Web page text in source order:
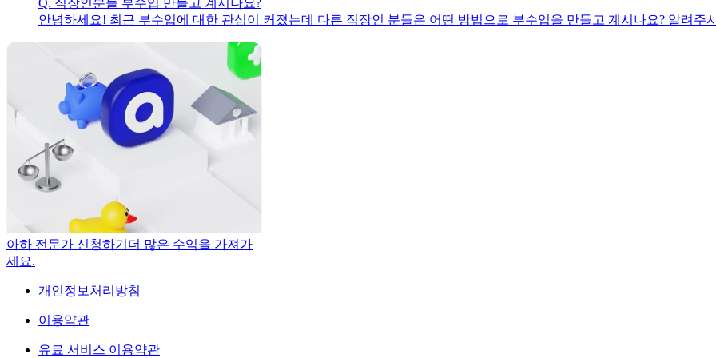
안녕하세요! 최근 부수입에 대한 관심이 커졌는데 다른 직장인 분들은 어떤 방법으로 부수입을 만들고 계시나요? 알려주
아하 전문가 신청하기 더 많은 수익을 가져가
세요.
개인정보처리방침
이용약관
유료 서비스 이용약관